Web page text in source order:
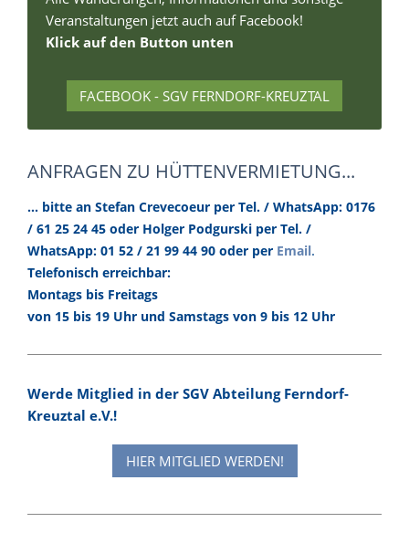
Veranstaltungen jetzt auch auf Facebook!
Klick auf den Button unten
FACEBOOK - SGV FERNDORF-KREUZTAL
ANFRAGEN ZU HÜTTENVERMIETUNG...
... bitte an Stefan Crevecoeur per Tel. / WhatsApp: 0176
/ 61 25 24 45 oder Holger Podgurski per Tel. /
WhatsApp: 01 52 / 21 99 44 90 oder per Email.
Telefonisch erreichbar:
Montags bis Freitags
von 15 bis 19 Uhr und Samstags von 9 bis 12 Uhr
Werde Mitglied in der SGV Abteilung Ferndorf-
Kreuztal e.V.!
HIER MITGLIED WERDEN!